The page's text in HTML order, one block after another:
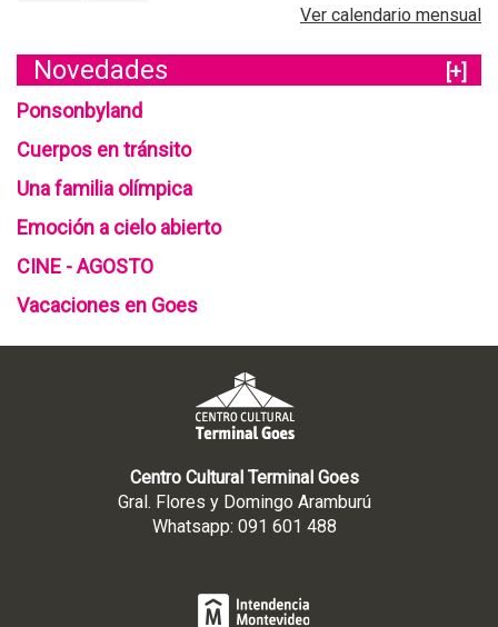
Ver calendario mensual
Novedades
[+]
Ponsonbyland
Cuerpos en tránsito
Una familia olímpica
Emoción a cielo abierto
CINE - AGOSTO
Vacaciones en Goes
Centro Cultural Terminal Goes
Gral. Flores y Domingo Aramburú
Whatsapp: 091 601 488